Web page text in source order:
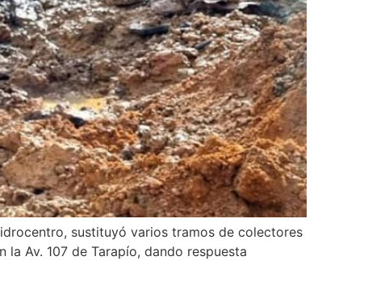
sustituyó varios tramos de colectores
la Av. 107 de Tarapío, dando respuesta